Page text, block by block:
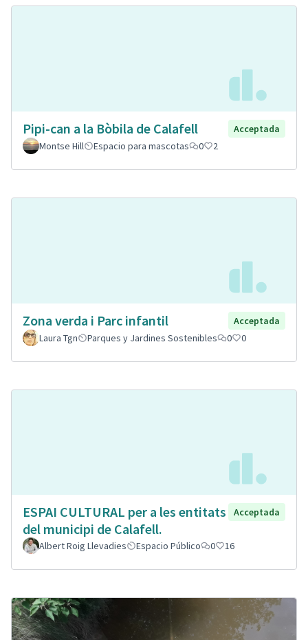
Pipi-can a la Bòbila de Calafell
Acceptada
Montse Hill
Espacio para mascotas 0 2
Zona verda i Parc infantil
Acceptada
Laura Tgn
Parques y Jardines Sostenibles 0 0
ESPAI CULTURAL per a les entitats
del municipi de Calafell.
Acceptada
Albert Roig Llevadies Espacio Público 0 16